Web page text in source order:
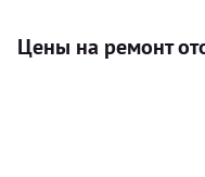
Цены на ремонт